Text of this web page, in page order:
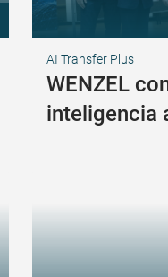
AI Transfer Plus
WENZEL
inteligencia